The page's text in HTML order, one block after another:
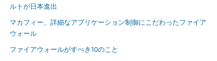
ルトが日本進出
マカフィー、詳細なアプリケーション制御にこだわったファイア
ウォール
ファイアウォールがすべき10のこと